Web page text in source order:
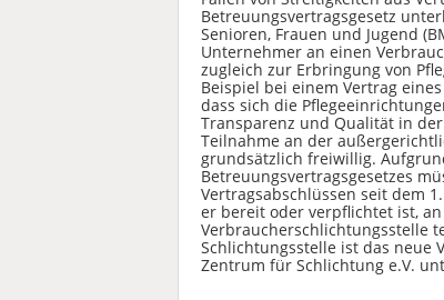
Betreuungsvertragsgesetz
Senioren, Frauen und Jugend
Unternehmer an einen
zugleich zur Erbringung von
Beispiel bei einem Vertrag
dass sich die
Transparenz und Qualität in der
Teilnahme an der
grundsätzlich freiwillig.
Betreuungsvertragsgesetzes
Vertragsabschlüssen seit dem
er bereit oder verpflichtet ist,
Verbraucherschlichtungsstelle
Schlichtungsstelle ist das neue
Zentrum für Schlichtung e.V.